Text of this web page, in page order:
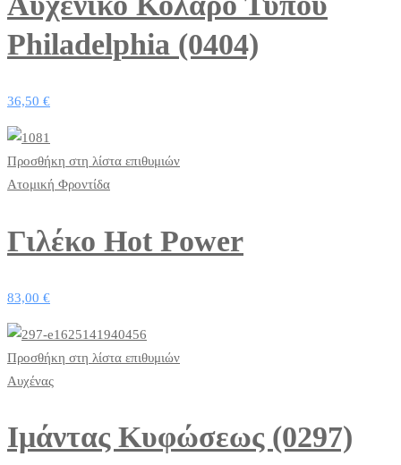
Philadelphia (0404)
36,50 €
Προσθήκη στη λίστα επιθυμιών
Ατομική Φροντίδα
Γιλέκο Hot Power
83,00 €
Προσθήκη στη λίστα επιθυμιών
Αυχένας
Ιμάντας Κυφώσεως (0297)